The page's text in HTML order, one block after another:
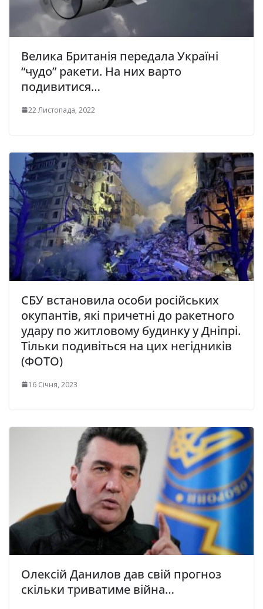
Велика Британія передала Україні
“чудо” ракети. На них варто
подивитися…
22 Листопада, 2022
СБУ встановила особи російських
окупантів, які причетні до ракетного
удару по житловому будинку у Дніпрі.
Тільки подивіться на цих негідників
(ФОТО)
16 Січня, 2023
Олексій Данилов дав свій прогноз
скільки триватиме війна…